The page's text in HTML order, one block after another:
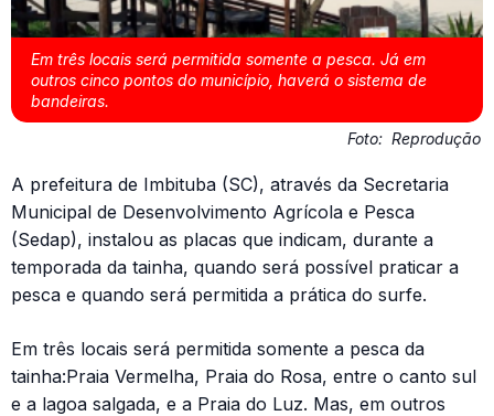
Em três locais será permitida somente a pesca. Já em
outros cinco pontos do município, haverá o sistema de
bandeiras.
Foto: Reprodução
A prefeitura de Imbituba (SC), através da Secretaria
Municipal de Desenvolvimento Agrícola e Pesca
(Sedap), instalou as placas que indicam, durante a
temporada da tainha, quando será possível praticar a
pesca e quando será permitida a prática do surfe.
Em três locais será permitida somente a pesca da
tainha:Praia Vermelha, Praia do Rosa, entre o canto sul
e a lagoa salgada, e a Praia do Luz. Mas, em outros